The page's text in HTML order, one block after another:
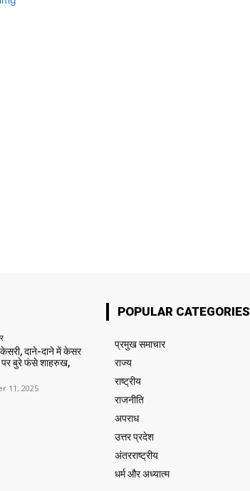
केसरी, दाने-दाने में केसर
पर बुरे फंसे शाहरुख,
11, 2025
POPULAR CATEGORIES
प्रमुख समाचार‎
राज्य
राष्ट्रीय
राजनीति
अपराध
उत्तर प्रदेश
अंतरराष्ट्रीय
धर्म और अध्यात्म